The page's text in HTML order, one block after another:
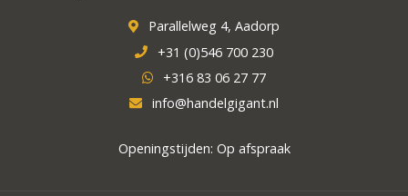
Parallelweg 4, Aadorp
+31 (0)546 700 230
+316 83 06 27 77
info@handelgigant.nl
Openingstijden: Op afspraak